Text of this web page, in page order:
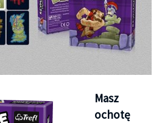
Masz
ochotę